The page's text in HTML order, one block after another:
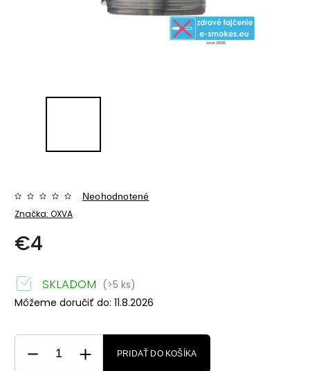
Značka: OXVA
Neohodnotené
€4
SKLADOM (>5 ks)
Môžeme doručiť do: 11.8.2026
PRIDAŤ DO KOŠÍKA